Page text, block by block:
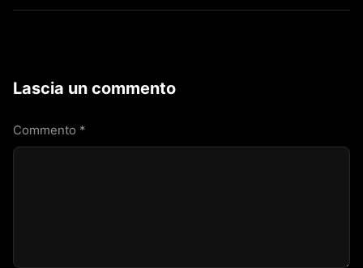
Lascia un commento
Commento *